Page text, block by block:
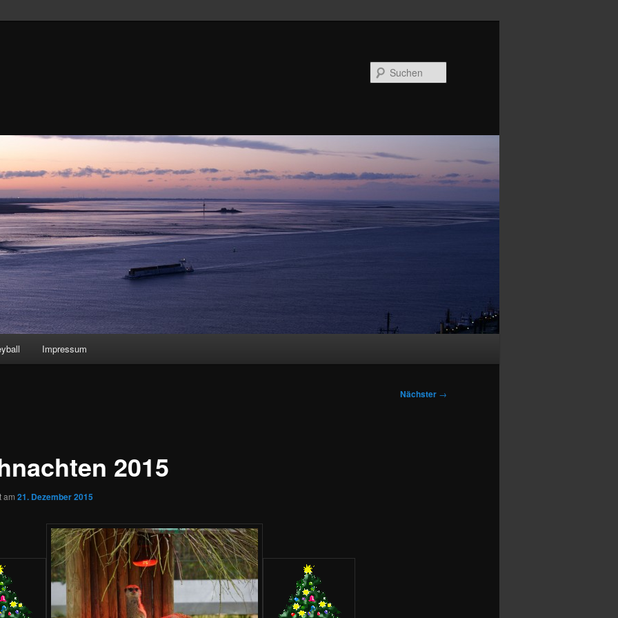
Impressum
Nächster →
2015
am 21. Dezember 2015